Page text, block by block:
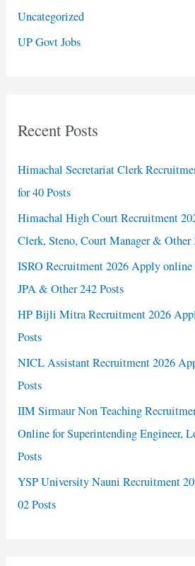
Uncategorized
UP Govt Jobs
Recent Posts
Himachal Secretariat Clerk
for 40 Posts
Himachal High Court Recruitment
Clerk, Steno, Court Manager & Other
ISRO Recruitment 2026 Apply
JPA & Other 242 Posts
HP Bijli Mitra Recruitment 2026
Posts
NICL Assistant Recruitment 2026
Posts
IIM Sirmaur Non Teaching
Online for Superintending Engineer,
Posts
YSP University Nauni Recruitment
02 Posts